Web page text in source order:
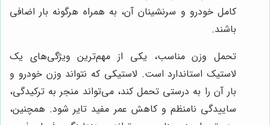
کامل خودرو و سرنشینان آن، به همراه هرگونه بار اضافی
باشند.
تحمل وزن مناسب، یکی از مهم‌ترین ویژگی‌های یک
لاستیک استاندارد است. لاستیکی که نتواند وزن خودرو و
بار آن را به درستی تحمل کند، می‌تواند منجر به ترکیدگی،
ساییدگی نامنظم و کاهش عمر مفید تایر شود. همچنین،